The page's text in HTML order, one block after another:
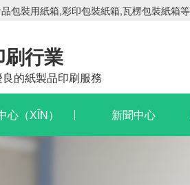
包裝用紙箱,彩印包裝紙箱,瓦楞包裝紙箱
行業
的紙製品印刷服務
心（XĪN） 新聞中心